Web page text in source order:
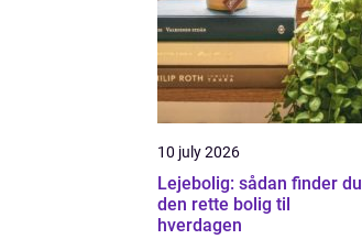
10 july 2026
Lejebolig: sådan finder du
den rette bolig til
hverdagen